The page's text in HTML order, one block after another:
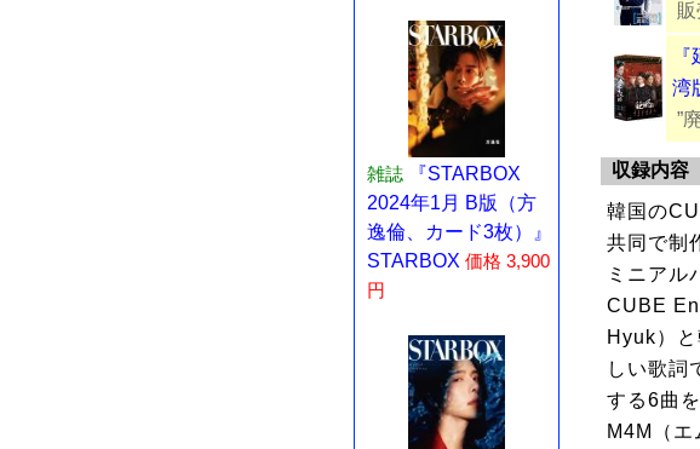
雑誌
『STARBOX
2024年1月 B版（方
逸倫、カード3枚）』
STARBOX 価格 3,900
円
販
湾
”
収録内容
韓国の
共同で制
ミニアル
CUBE
Hyuk）
しい歌詞
する6曲を
M4M（